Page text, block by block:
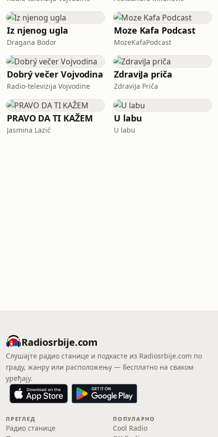
Iz njenog ugla
Dragana Bodor
Moze Kafa Podcast
MozeKafaPodcast
Dobrý večer Vojvodina
Radio-televizija Vojvodine
ZdraviJa priča
ZdraviJa Priča
PRAVO DA TI KAŽEM
Jasmina Lazić
U labu
U labu
Radiosrbije.com
Слушајте радио станице и подкасте из Radiosrbije.com по
граду, жанру или расположењу — бесплатно на сваком
уређају.
ПРЕГЛЕД
Радио станице
ПОПУЛАРНО
Cool Radio